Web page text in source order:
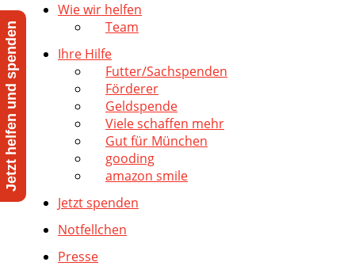
Wie wir helfen
Team
Ihre Hilfe
Futter/Sachspenden
Förderer
Geldspende
Viele schaffen mehr
Gut für München
gooding
amazon smile
Jetzt spenden
Notfellchen
Presse
Jetzt helfen und spenden